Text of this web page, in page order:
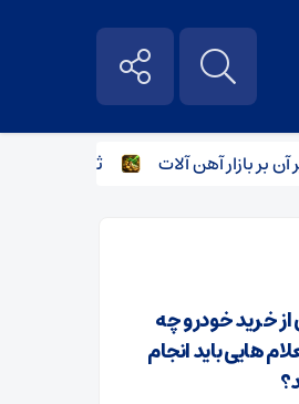
آهن آلات ثبات قاطع قیمت
خرید خودرو چه
هایی باید انجام